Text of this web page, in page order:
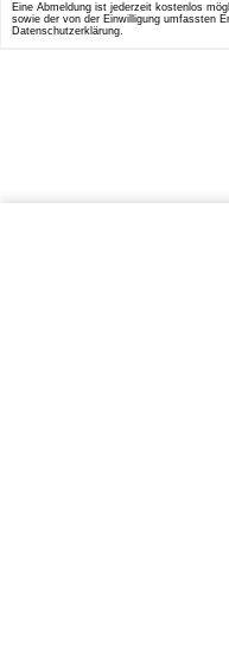
Eine Abmeldung ist jederzeit kostenlos
sowie der von der Einwilligung umfassten
Datenschutzerklärung.